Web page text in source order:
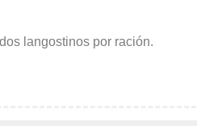
langostinos por ración.